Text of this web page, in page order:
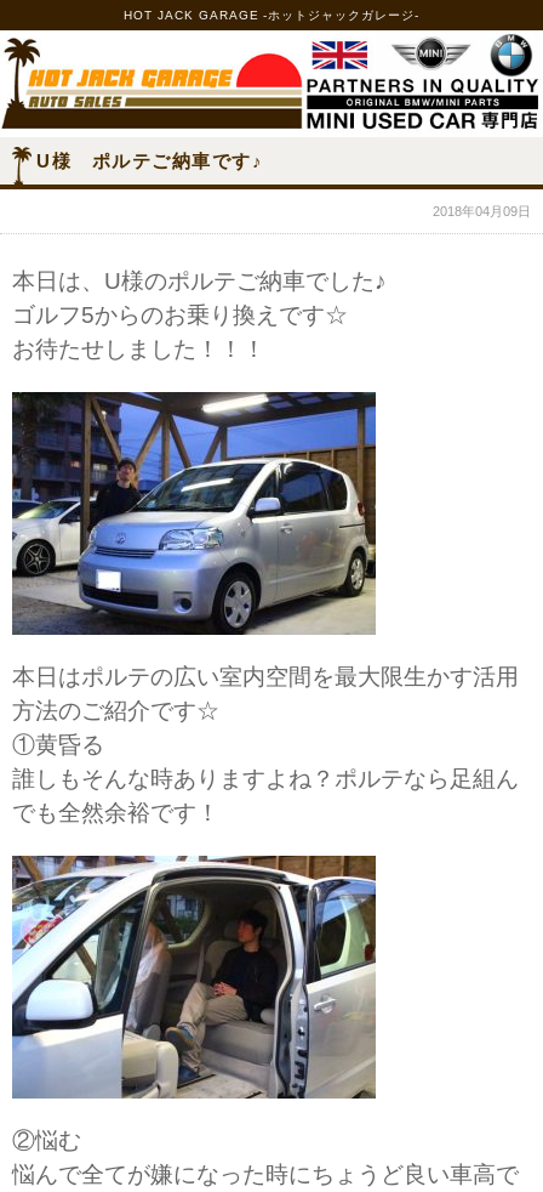
HOT JACK GARAGE -ホットジャックガレージ-
U様 ポルテご納車です♪
2018年04月09日
本日は、U様のポルテご納車でした♪
ゴルフ5からのお乗り換えです☆
お待たせしました！！！
本日はポルテの広い室内空間を最大限生かす活用
方法のご紹介です☆
①黄昏る
誰しもそんな時ありますよね？ポルテなら足組ん
でも全然余裕です！
②悩む
悩んで全てが嫌になった時にちょうど良い車高で